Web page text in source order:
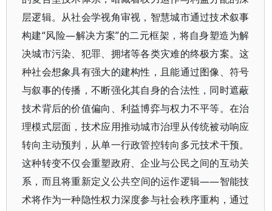
层逻辑。从社会学视角审视，智慧城市通过技术叙事
构建“风险—解决方案”的二元框架，将自身塑造为解
决城市污染、犯罪、拥堵等各类灾难的终极方案。这
种社会想象具有强大的建构性，且能通过图像、符号
与叙事的传播，不断强化其自身的合法性，同时遮蔽
技术背后的价值偏向、利益博弈与权力不平等。在治
理模式层面，技术应用推动城市治理从传统被动响应
转向主动预判，从单一行政管控转向多元技术干预。
这种转变不仅会重塑政府、企业与公民之间的互动关
系，而且将重新定义公共空间的运作逻辑——智能技
术将作为一种隐性权力深度参与社会秩序重构，通过